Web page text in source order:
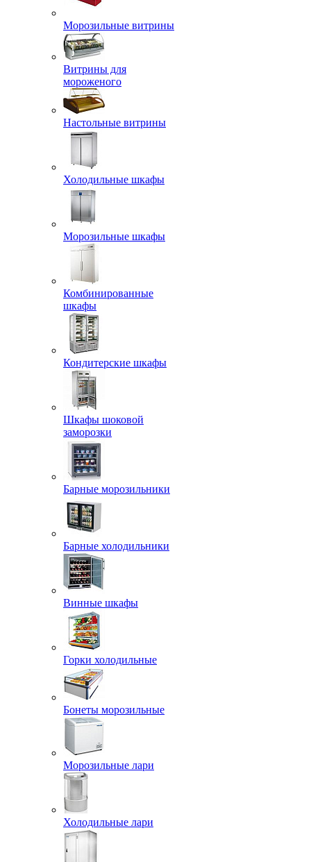
Морозильные витрины
Витрины для
мороженого
Настольные витрины
Холодильные шкафы
Морозильные шкафы
Комбинированные
шкафы
Кондитерские шкафы
Шкафы шоковой
заморозки
Барные морозильники
Барные холодильники
Винные шкафы
Горки холодильные
Бонеты морозильные
Морозильные лари
Холодильные лари